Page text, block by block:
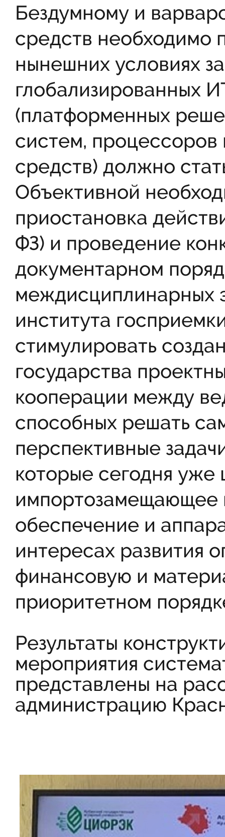
Бездумному и
средств необходимо
нынешних условиях
глобализированных
(платформенных
систем, процессоров
средств) должно
Объективной
приостановка
ФЗ) и проведение
документарном
междисциплинарных
института
стимулировать
государства
кооперации между
способных решать
перспективные
которые сегодня
импортозамещающее
обеспечение и
интересах развития
финансовую и
приоритетном
Результаты
мероприятия
представлены на
администрацию